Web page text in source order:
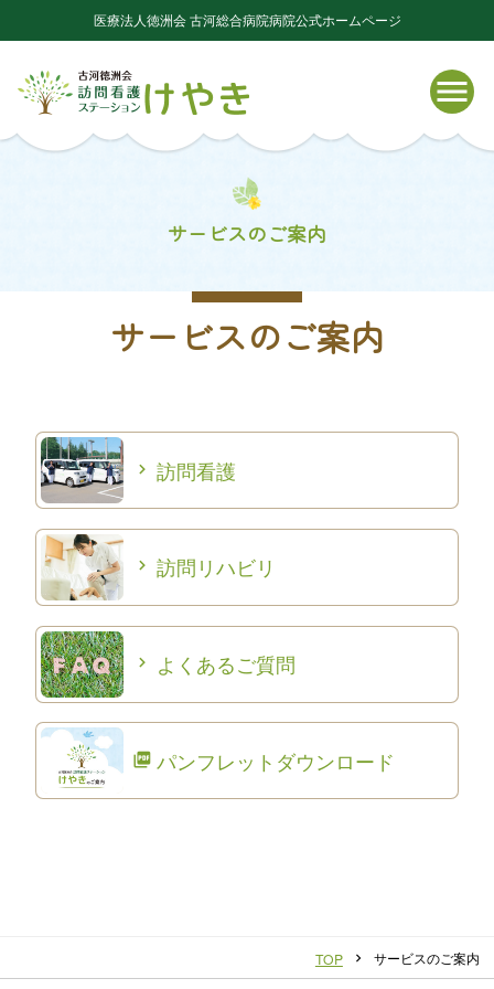
医療法人徳洲会 古河総合病院病院公式ホームページ
サービスのご案内
サービスのご案内
訪問看護
訪問リハビリ
よくあるご質問
パンフレットダウンロード
TOP chevron_right サービスのご案内